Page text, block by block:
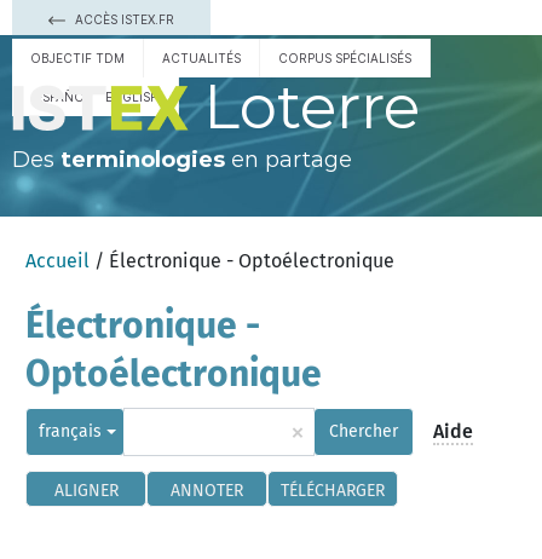
ACCÈS ISTEX.FR
OBJECTIF TDM ACTUALITÉS CORPUS SPÉCIALISÉS
ESPAÑOL ENGLISH Loterre
Des terminologies en partage
Accueil / Électronique - Optoélectronique
Électronique -
Optoélectronique
français × Chercher Aide
ALIGNER ANNOTER TÉLÉCHARGER